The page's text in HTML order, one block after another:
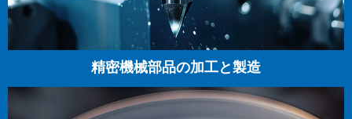
精密機械部品の加工と製造